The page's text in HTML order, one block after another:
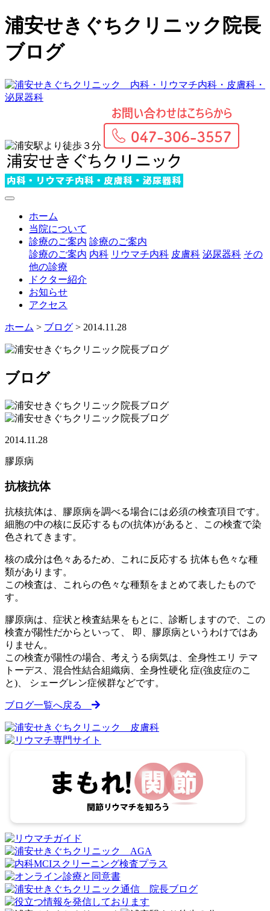
浦安せきぐちクリニック院長
ブログ
ホーム
当院について
診療のご案内 診療のご案内
診療のご案内 内科 リウマチ内科 皮膚科 泌尿器科 その
他の診療
ドクター紹介
お知らせ
アクセス
ホーム > ブログ > 2014.11.28
ブログ
2014.11.28
膠原病
抗核抗体
抗核抗体は、膠原病を調べる場合には必須の検査項目です。
細胞の中の核に反応するもの(抗体)があると、この検査で染
色されてきます。
核の成分は色々あるため、これに反応する 抗体も色々な種
類があります。
この検査は、これらの色々な種類をまとめて表したもので
す。
膠原病は、症状と検査結果をもとに、診断しますので、この
検査が陽性だからといって、 即、膠原病というわけではあ
りません。
この検査が陽性の場合、考えうる病気は、全身性エリ テマ
トーデス、混合性結合組織病、全身性硬化 症(強皮症のこ
と)、 シェーグレン症候群などです。
ブログ一覧へ戻る